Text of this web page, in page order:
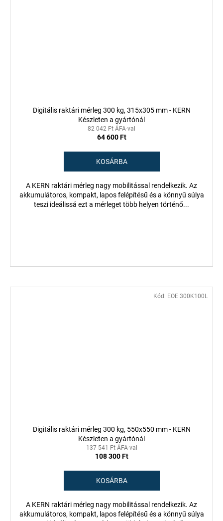
Digitális raktári mérleg 300 kg, 315x305 mm - KERN
Készleten a gyártónál
82 042 Ft ÁFA-val
64 600 Ft
KOSÁRBA
A KERN raktári mérleg nagy mobilitással rendelkezik. Az
akkumulátoros, kompakt, lapos felépítésű és a könnyű súlya
teszi ideálissá ezt a mérleget több helyen történő...
Digitális raktári mérleg 300 kg, 550x550 mm - KERN
Készleten a gyártónál
137 541 Ft ÁFA-val
108 300 Ft
KOSÁRBA
A KERN raktári mérleg nagy mobilitással rendelkezik. Az
akkumulátoros, kompakt, lapos felépítésű és a könnyű súlya
Kód: EOE 300K100L